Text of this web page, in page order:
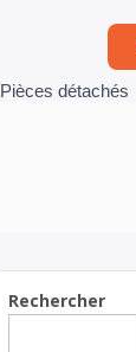
Pièces détachés
Rechercher